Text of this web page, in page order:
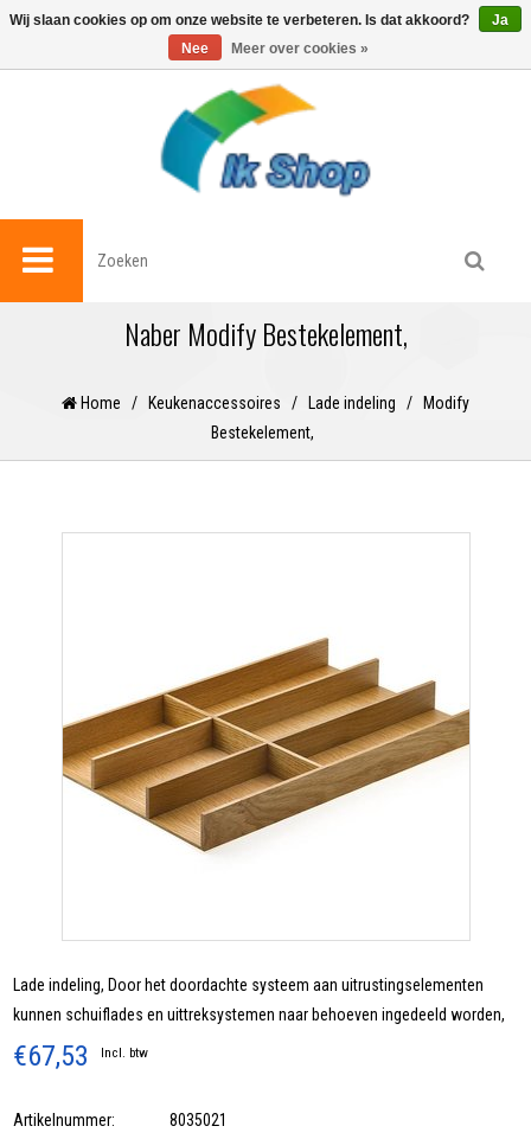
0
Naber Modify Bestekelement,
Home / Keukenaccessoires / Lade indeling /
Modify
Bestekelement,
Lade indeling, Door het doordachte systeem aan uitrustingselementen
kunnen schuiflades en uittreksystemen naar behoeven ingedeeld worden,
€67,53 Incl. btw
Artikelnummer:
8035021
Wij slaan cookies op om onze website te verbeteren. Is dat akkoord?
Ja
Nee
Meer over cookies »